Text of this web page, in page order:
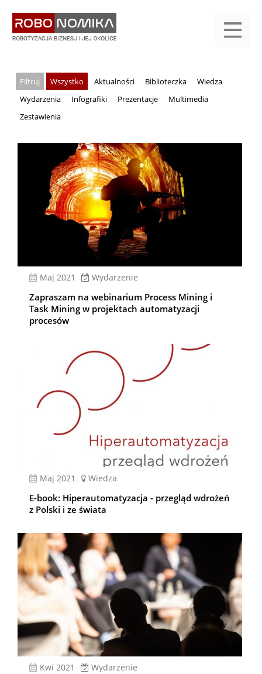
treści
yasne
main
menu
Wszystko
Aktualności Biblioteczka
Wiedza
Wydarzenia
Infografiki Prezentacje
Multimedia
Zestawienia
Maj 2021 Wydarzenie
Zapraszam na webinarium Process Mining i
Task Mining w projektach automatyzacji
procesów
Maj 2021 Wiedza
E-book: Hiperautomatyzacja - przegląd wdrożeń
z Polski i ze świata
kwi 2021 Wydarzenie